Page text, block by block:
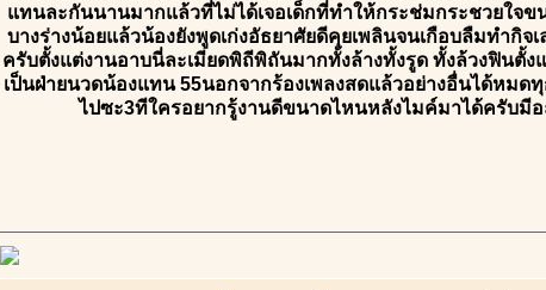
แทนละกันนานมากแล้วที่ไม่ได้เจอเด็กที่ทำให้กระช่มกระชวยใจ
บางร่างน้อยแล้วน้องยังพูดเก่งอัธยาศัยดีคุยเพลินจนเกือบลืมทำกิจเ
ครับตั้งแต่งานอาบนี่ละเมียดพิถีพิถันมากทั้งล้างทั้งรูด ทั้งล้วงฟินตั้
เป็นฝ่ายนวดน้องแทน 55นอกจากร้องเพลงสดแล้วอย่างอื่นได้หมด
ไปซะ3ทีใครอยากรู้งานดีขนาดไหนหลังไมค์มาได้ครับมี